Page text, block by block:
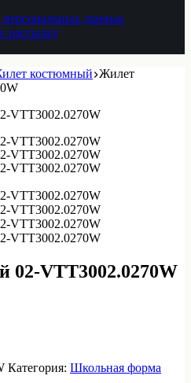
персональных данных
рассылку
костюмный Жилет
VTT3002.0270W
Категория: Школьная форма